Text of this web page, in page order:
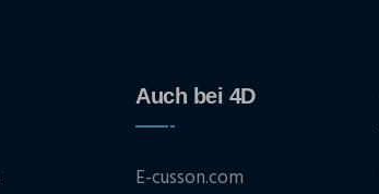
Auch bei 4D
E-cusson.com